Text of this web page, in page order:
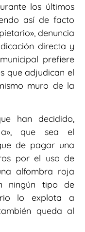
los últimos
así de facto
denuncia
directa y
prefiere
que adjudican el
muro de la
han decidido,
que sea el
de pagar una
por el uso de
alfombra roja
ningún tipo de
lo explota a
queda al